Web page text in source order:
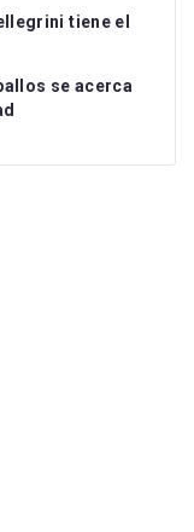
tiene el
se acerca